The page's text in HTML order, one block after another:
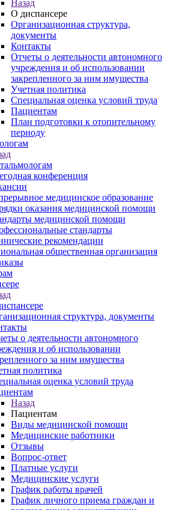
Назад
О диспансере
Организационная структура,
документы
Контакты
Отчеты о деятельности автономного
учреждения и об использовании
закрепленного за ним имущества
Учетная политика
Специальная оценка условий труда
Пациентам
План подготовки к отопительному
периоду
конференция
медицинское образование
оказания медицинской помощи
медицинской помощи
стандарты
рекомендации
общественная организация
структура, документы
о деятельности автономного
и об использовании
за ним имущества
политика
оценка условий труда
Назад
Пациентам
Виды медицинской помощи
Медицинские работники
Отзывы
Вопрос-ответ
Платные услуги
Медицинские услуги
График работы врачей
График личного приема граждан и